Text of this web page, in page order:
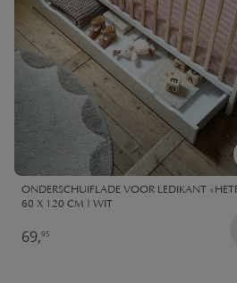
ONDERSCHUIFLADE VOOR LEDIKANT
60 X 120 CM | WIT
69,95